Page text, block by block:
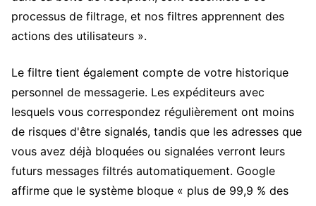
processus de filtrage, et nos filtres apprennent des
actions des utilisateurs ».
Le filtre tient également compte de votre historique
personnel de messagerie. Les expéditeurs avec
lesquels vous correspondez régulièrement ont moins
de risques d'être signalés, tandis que les adresses que
vous avez déjà bloquées ou signalées verront leurs
futurs messages filtrés automatiquement. Google
affirme que le système bloque « plus de 99,9 % des